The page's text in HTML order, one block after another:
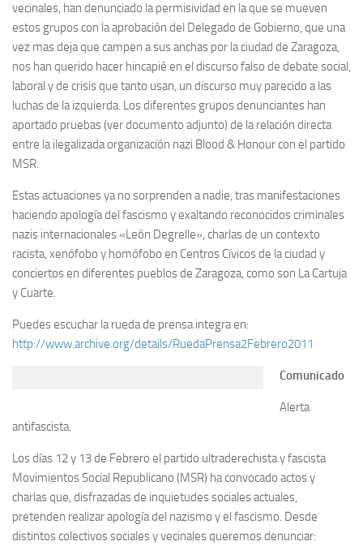
vecinales, han denunciado la permisividad en la que se mueven
estos grupos con la aprobación del Delegado de Gobierno, que una
vez mas deja que campen a sus anchas por la ciudad de Zaragoza,
nos han querido hacer hincapié en el discurso falso de debate social,
laboral y de crisis que tanto usan, un discurso muy parecido a las
luchas de la izquierda. Los diferentes grupos denunciantes han
aportado pruebas (ver documento adjunto) de la relación directa
entre la ilegalizada organización nazi Blood & Honour con el partido
MSR.
Estas actuaciones ya no sorprenden a nadie, tras manifestaciones
haciendo apología del fascismo y exaltando reconocidos criminales
nazis internacionales «León Degrelle», charlas de un contexto
racista, xenófobo y homófobo en Centros Cívicos de la ciudad y
conciertos en diferentes pueblos de Zaragoza, como son La Cartuja
y Cuarte.
Puedes escuchar la rueda de prensa integra en:
http://www.archive.org/details/RuedaPrensa2Febrero2011
Comunicado
Alerta
antifascista.
Los días 12 y 13 de Febrero el partido ultraderechista y fascista
Movimientos Social Republicano (MSR) ha convocado actos y
charlas que, disfrazadas de inquietudes sociales actuales,
pretenden realizar apología del nazismo y el fascismo. Desde
distintos colectivos sociales y vecinales queremos denunciar: